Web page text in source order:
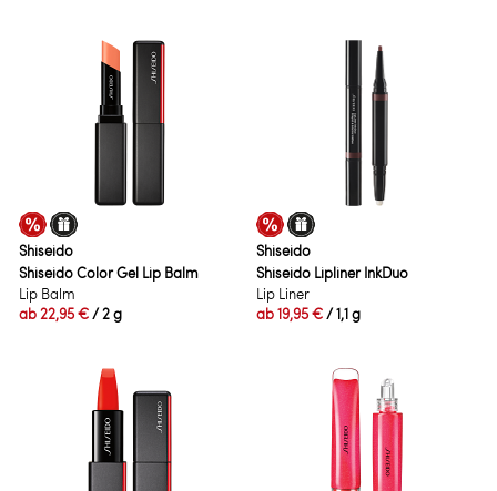
Shiseido
Shiseido Color Gel Lip Balm
Lip Balm
ab22,95 €/ 2 g
Shiseido
Shiseido Lipliner InkDuo
Lip Liner
ab19,95 €/ 1,1 g